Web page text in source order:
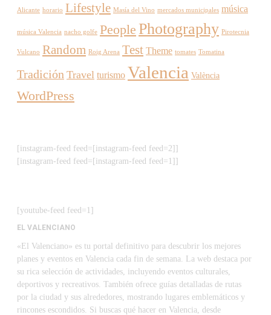
Alicante horario Lifestyle Masía del Vino mercados municipales música
música Valencia nacho golfe People Photography Pirotecnia
Vulcano Random Roig Arena Test Theme tomates Tomatina
Tradición Travel turismo Valencia València
WordPress
[instagram-feed feed=[instagram-feed feed=2]]
[instagram-feed feed=[instagram-feed feed=1]]
[youtube-feed feed=1]
EL VALENCIANO
«El Valenciano» es tu portal definitivo para descubrir los mejores
planes y eventos en Valencia cada fin de semana. La web destaca por
su rica selección de actividades, incluyendo eventos culturales,
deportivos y recreativos. También ofrece guías detalladas de rutas
por la ciudad y sus alrededores, mostrando lugares emblemáticos y
rincones escondidos. Si buscas qué hacer en Valencia, desde